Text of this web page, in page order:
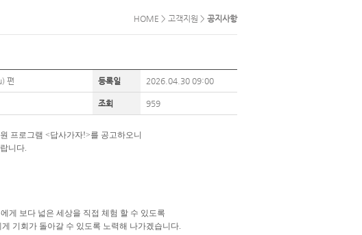
HOME > 고객지원 > 공지사항
편 등록일 2026.04.30 09:00
조회 959
프로그램 <답사가자!>를 공고하오니
니다.
게 보다 넓은 세상을 직접 체험 할 수 있도록
게 기회가 돌아갈 수 있도록 노력해 나가겠습니다.